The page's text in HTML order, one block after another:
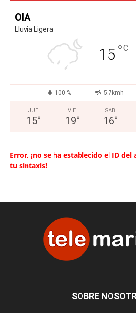
OIA
Lluvia Ligera
15 °C
100 % 5.7kmh
JUE
15°
VIE
19°
SAB
16°
Error, ¡no se ha establecido el ID del
tu sintaxis!
SOBRE